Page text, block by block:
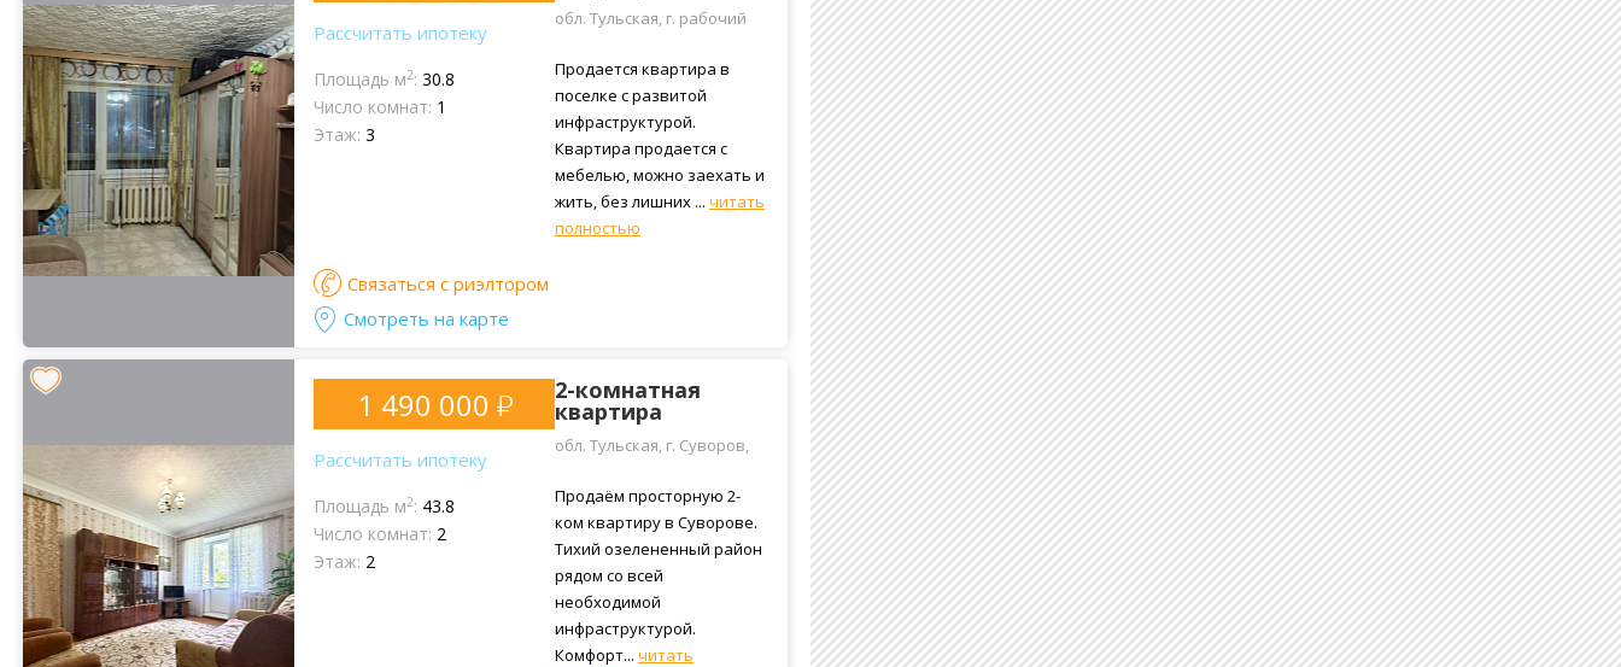
обл. Тульская, г. рабочий
Хорева, 4
Продается квартира в
поселке с развитой
инфраструктурой.
Квартира продается с
мебелью, можно заехать и
жить, без лишних ... читать
полностью
Рассчитать ипотеку
Площадь м2: 30.8
Число комнат: 1
Этаж: 3
Связаться с риэлтором
Смотреть на карте
2-комнатная
квартира
обл. Тульская, г. Суворов,
Продаём просторную 2-
ком квартиру в Суворове.
Тихий озелененный район
рядом со всей
необходимой
инфраструктурой.
Комфорт... читать
1 490 000
Рассчитать ипотеку
Площадь м2: 43.8
Число комнат: 2
Этаж: 2